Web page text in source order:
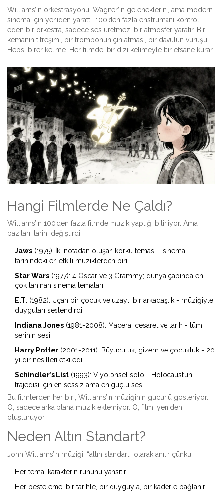
Williams’ın orkestrasyonu, Wagner’in geleneklerini, ama modern
sinema için yeniden yarattı. 100’den fazla enstrümanı kontrol
eden bir orkestra, sadece ses üretmez; bir atmosfer yaratır. Bir
kemanın titreşimi, bir trombonun çınlatması, bir davulun vuruşu…
Hepsi birer kelime. Her filmde, bir dizi kelimeyle bir efsane kurar.
Hangi Filmlerde Ne Çaldı?
Williams’ın 100’den fazla filmde müzik yaptığı biliniyor. Ama
bazıları, tarihi değiştirdi:
Jaws (1975): İki notadan oluşan korku teması - sinema
tarihindeki en etkili müziklerden biri.
Star Wars (1977): 4 Oscar ve 3 Grammy; dünya çapında en
çok tanınan sinema temaları.
E.T. (1982): Uçan bir çocuk ve uzaylı bir arkadaşlık - müziğiyle
duyguları seslendirdi.
Indiana Jones (1981-2008): Macera, cesaret ve tarih - tüm
serinin sesi.
Harry Potter (2001-2011): Büyücülük, gizem ve çocukluk - 20
yıldır nesilleri etkiledi.
Schindler’s List (1993): Viyolonsel solo - Holocaust’ün
trajedisi için en sessiz ama en güçlü ses.
Bu filmlerden her biri, Williams’ın müziğinin gücünü gösteriyor.
O, sadece arka plana müzik eklemiyor. O, filmi yeniden
oluşturuyor.
Neden Altın Standart?
John Williams’ın müziği, “altın standart” olarak anılır çünkü:
Her tema, karakterin ruhunu yansıtır.
Her besteleme, bir tarihle, bir duyguyla, bir kaderle bağlanır.